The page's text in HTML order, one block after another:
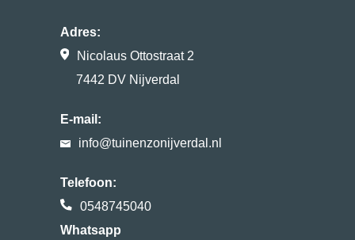
Adres:
Nicolaus Ottostraat 2
7442 DV Nijverdal
E-mail:
info@tuinenzonijverdal.nl
Telefoon:
0548745040
Whatsapp